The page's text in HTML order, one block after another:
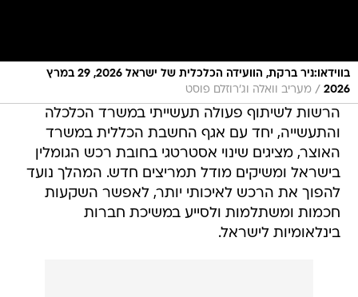
בווידאו:ניר ברקת, הוועידה הכלכלית של ישראל 2026, 29 במרץ
2026
/ מעריב וואלה וג'רוזלם פוסט
הרשות לשיתוף פעולה תעשייתי במשרד הכלכלה
והתעשייה, יחד עם אגף החשבת הכללית במשרד
האוצר, מציגים שינוי אסטרטגי בחובת רכש הגומלין
בישראל ומשיקים מודל תמריצים חדש. המהלך נועד
להפוך את הרכש לאיכותי יותר, לאפשר השקעות
חכמות ומשתלמות ולסייע במשיכת חברות
בינלאומיות לישראל.